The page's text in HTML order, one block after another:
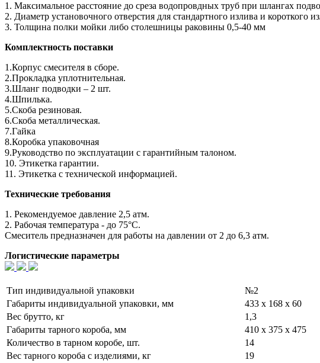
1. Максимальное расстояние до среза водопровдных труб при шлангах
2. Диаметр установочного отверстия для стандартного излива и короткого
3. Толщина полки мойки либо столешницы раковины 0,5-40 мм
Комплектность поставки
1.Корпус смесителя в сборе.
2.Прокладка уплотнительная.
3.Шланг подводки – 2 шт.
4.Шпилька.
5.Скоба резиновая.
6.Скоба металлическая.
7.Гайка
8.Коробка упаковочная
9.Руководство по эксплуатации с гарантийным талоном.
10. Этикетка гарантии.
11. Этикетка с технической информацией.
Технические требования
1. Рекомендуемое давление 2,5 атм.
2. Рабочая температура - до 75°С.
Смеситель предназначен для работы на давлении от 2 до 6,3 атм.
Логистические параметры
Тип индивидуальной упаковки
№2
Габариты индивидуальной упаковки, мм
433 х 168 х 60
Вес брутто, кг
1,3
Габариты тарного короба, мм
410 х 375 х 475
Количество в тарном коробе, шт.
14
Вес тарного короба с изделиями, кг
19